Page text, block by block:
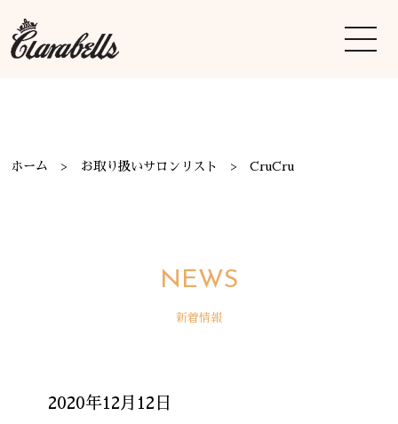
ホーム お取り扱いサロンリスト CruCru
NEWS
新着情報
2020年12月12日